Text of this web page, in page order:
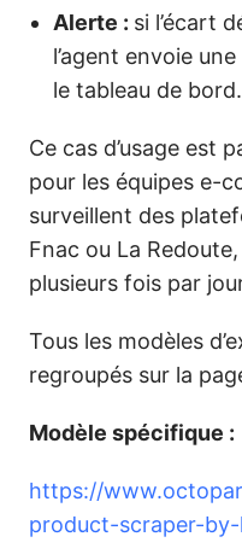
Alerte : si l’écart
l’agent envoie
le tableau de bord.
Ce cas d’usage est
pour les équipes e-
surveillent des
Fnac ou La
plusieurs fois par
Tous les modèles
regroupés sur la
Modèle spécifique :
https://
product-scraper-